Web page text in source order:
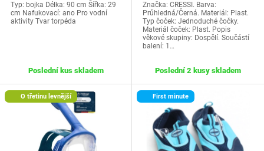
Typ: bojka Délka: 90 cm Šířka: 29
cm Nafukovací: ano Pro vodní
aktivity Tvar torpéda
Poslední kus skladem
Značka: CRESSI. Barva:
Průhledná/Černá. Materiál: Plast.
Typ čoček: Jednoduché čočky.
Materiál čoček: Plast. Popis
věkové skupiny: Dospělí. Součástí
balení: 1…
Poslední 2 kusy skladem
O třetinu levnější First minute